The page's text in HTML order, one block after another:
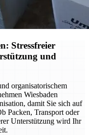
Stressfreier
und
organisatorischem
Wiesbaden
damit Sie sich auf
Packen, Transport oder
Unterstützung wird Ihr